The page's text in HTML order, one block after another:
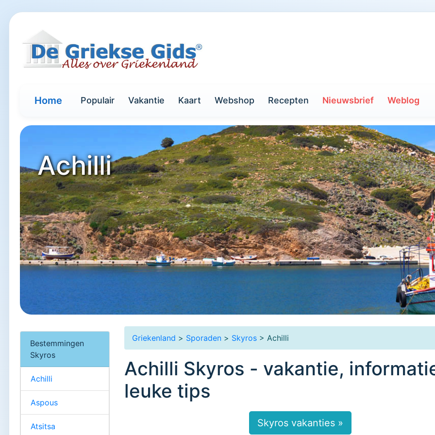
Home Populair Vakantie Kaart Webshop Recepten Nieuwsbrief Weblog
Achilli
Griekenland > Sporaden > Skyros > Achilli
Achilli Skyros - vakantie,
leuke tips
Skyros vakanties »
Bestemmingen
Skyros
Achilli
Aspous
Atsitsa